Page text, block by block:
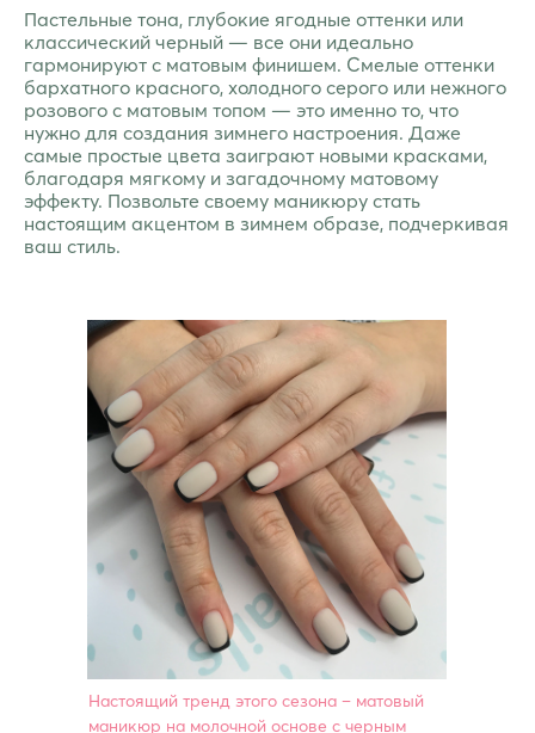
Пастельные тона, глубокие ягодные оттенки или
классический черный — все они идеально
гармонируют с матовым финишем. Смелые оттенки
бархатного красного, холодного серого или нежного
розового с матовым топом — это именно то, что
нужно для создания зимнего настроения. Даже
самые простые цвета заиграют новыми красками,
благодаря мягкому и загадочному матовому
эффекту. Позвольте своему маникюру стать
настоящим акцентом в зимнем образе, подчеркивая
ваш стиль.
Настоящий тренд этого сезона – матовый
маникюр на молочной основе с черным